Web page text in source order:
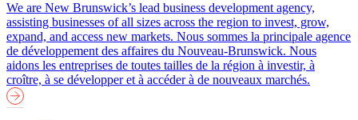
We are New Brunswick’s lead business development agency,
assisting businesses of all sizes across the region to invest, grow,
expand, and access new markets. Nous sommes la principale agence
de développement des affaires du Nouveau-Brunswick. Nous
aidons les entreprises de toutes tailles de la région à investir, à
croître, à se développer et à accéder à de nouveaux marchés.